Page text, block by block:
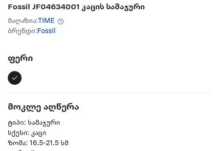
Fossil JF04634001 კაცის სამაჯური
მაღაზია:TIME
ბრენდი:Fossil
ფერი
მოკლე აღწერა
ტიპი: სამაჯური
სქესი: კაცი
ზომა: 16.5-21.5 სმ